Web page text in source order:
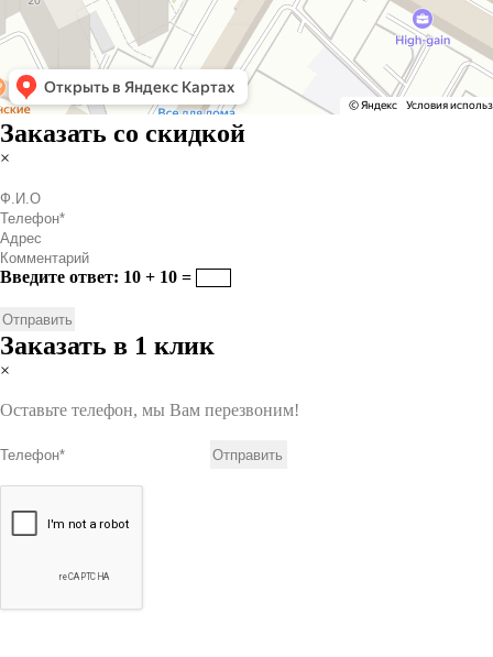
Заказать со скидкой
×
Введите ответ: 10 + 10 =
Заказать в 1 клик
×
Оставьте телефон, мы Вам перезвоним!